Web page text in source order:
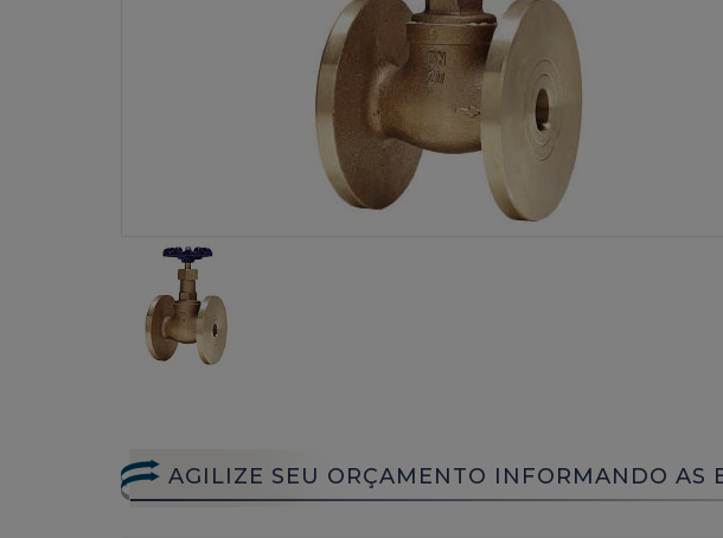
AGILIZE SEU ORÇAMENTO INFORMANDO AS